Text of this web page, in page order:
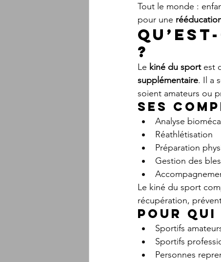
Tout le monde :
pour une
?
Le kiné du sport est
supplémentaire. Il a
soient amateurs ou
Ses
Analyse
Réathlétisation
Préparation
Gestion des
Le kiné du sport
récupération,
Pour qui
Sportifs
Sportifs
Personnes